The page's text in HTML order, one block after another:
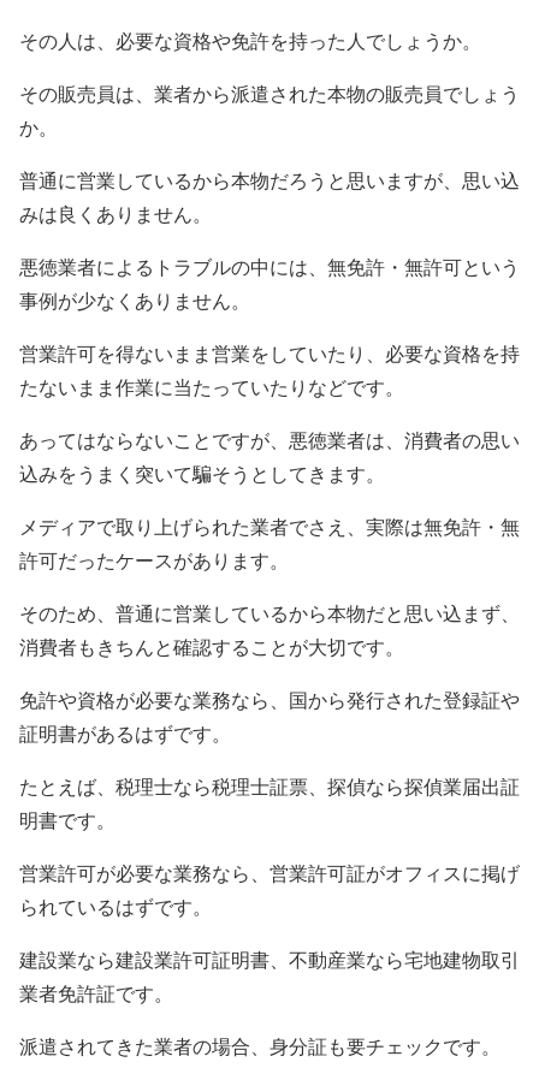
その人は、必要な資格や免許を持った人でしょうか。
その販売員は、業者から派遣された本物の販売員でしょう
か。
普通に営業しているから本物だろうと思いますが、思い込
みは良くありません。
悪徳業者によるトラブルの中には、無免許・無許可という
事例が少なくありません。
営業許可を得ないまま営業をしていたり、必要な資格を持
たないまま作業に当たっていたりなどです。
あってはならないことですが、悪徳業者は、消費者の思い
込みをうまく突いて騙そうとしてきます。
メディアで取り上げられた業者でさえ、実際は無免許・無
許可だったケースがあります。
そのため、普通に営業しているから本物だと思い込まず、
消費者もきちんと確認することが大切です。
免許や資格が必要な業務なら、国から発行された登録証や
証明書があるはずです。
たとえば、税理士なら税理士証票、探偵なら探偵業届出証
明書です。
営業許可が必要な業務なら、営業許可証がオフィスに掲げ
られているはずです。
建設業なら建設業許可証明書、不動産業なら宅地建物取引
業者免許証です。
派遣されてきた業者の場合、身分証も要チェックです。